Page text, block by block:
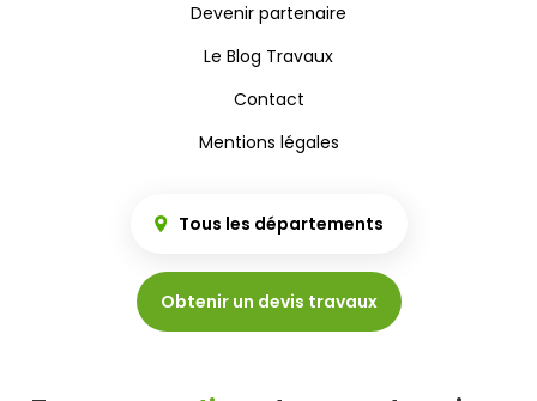
Devenir partenaire
Le Blog Travaux
Contact
Mentions légales
Tous les départements
Obtenir un devis travaux